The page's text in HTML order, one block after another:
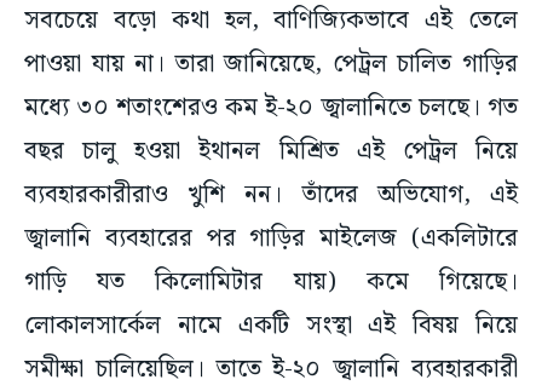
সবচেয়ে বড়ো কথা হল, বাণিজ্যিকভাবে এই তেলে
পাওয়া যায় না। তারা জানিয়েছে, পেট্রল চালিত গাড়ির
মধ্যে ৩০ শতাংশেরও কম ই-২০ জ্বালানিতে চলছে। গত
বছর চালু হওয়া ইথানল মিশ্রিত এই পেট্রল নিয়ে
ব্যবহারকারীরাও খুশি নন। তাঁদের অভিযোগ, এই
জ্বালানি ব্যবহারের পর গাড়ির মাইলেজ (একলিটারে
গাড়ি যত কিলোমিটার যায়) কমে গিয়েছে।
লোকালসার্কেল নামে একটি সংস্থা এই বিষয় নিয়ে
সমীক্ষা চালিয়েছিল। তাতে ই-২০ জ্বালানি ব্যবহারকারী